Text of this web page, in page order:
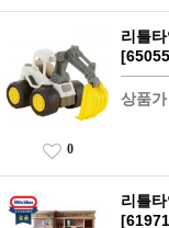
리틀
상품
0
리틀